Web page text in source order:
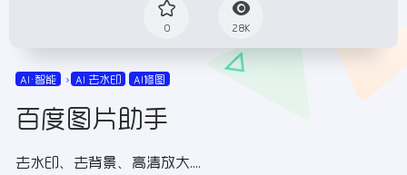
0 28K
AI•智能 AI 去水印 AI修图
百度图片助手
去水印、去背景、高清放大....